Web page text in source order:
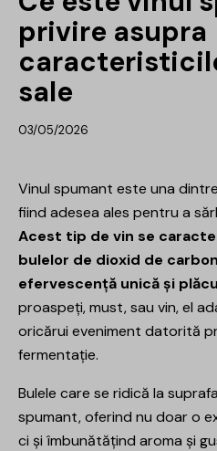
privire asupra
sale
03/05/2026
Vinul spumant este una
fiind adesea ales pentru a
Acest tip de vin se
bulelor de dioxid de
efervescență unică și
proaspeți, must, sau vin, el
oricărui eveniment datorită
fermentație.
Bulele care se ridică la
spumant, oferind nu doar o
ci și îmbunătățind aroma și